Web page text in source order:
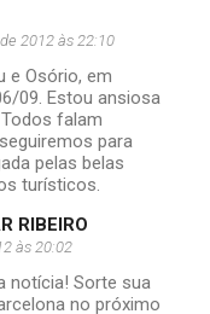
2012 às 22:10
e Osório, em
09. Estou ansiosa
falam
para
pelas belas
turísticos.
RIBEIRO
às 20:02
notícia! Sorte sua
no próximo